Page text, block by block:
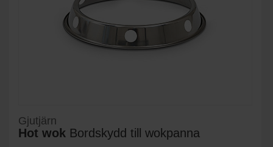
Gjutjärn
Hot wok Bordskydd till wokpanna